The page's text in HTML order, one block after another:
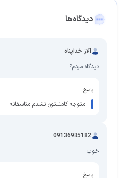
دیدگاه‌ها
آلاز خداپناه
دیدگاه مردم؟
پاسخ:
متوجه کامنتتون نشدم متاسفانه
09136985182
خوب
پاسخ: